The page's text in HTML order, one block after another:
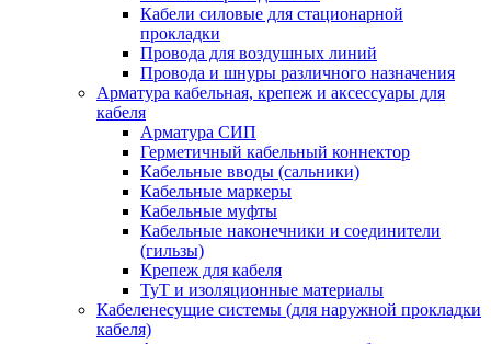
Кабели силовые для стационарной
прокладки
Провода для воздушных линий
Провода и шнуры различного назначения
Арматура кабельная, крепеж и аксессуары для
кабеля
Арматура СИП
Герметичный кабельный коннектор
Кабельные вводы (сальники)
Кабельные маркеры
Кабельные муфты
Кабельные наконечники и соединители
(гильзы)
Крепеж для кабеля
ТуТ и изоляционные материалы
Кабеленесущие системы (для наружной прокладки
кабеля)